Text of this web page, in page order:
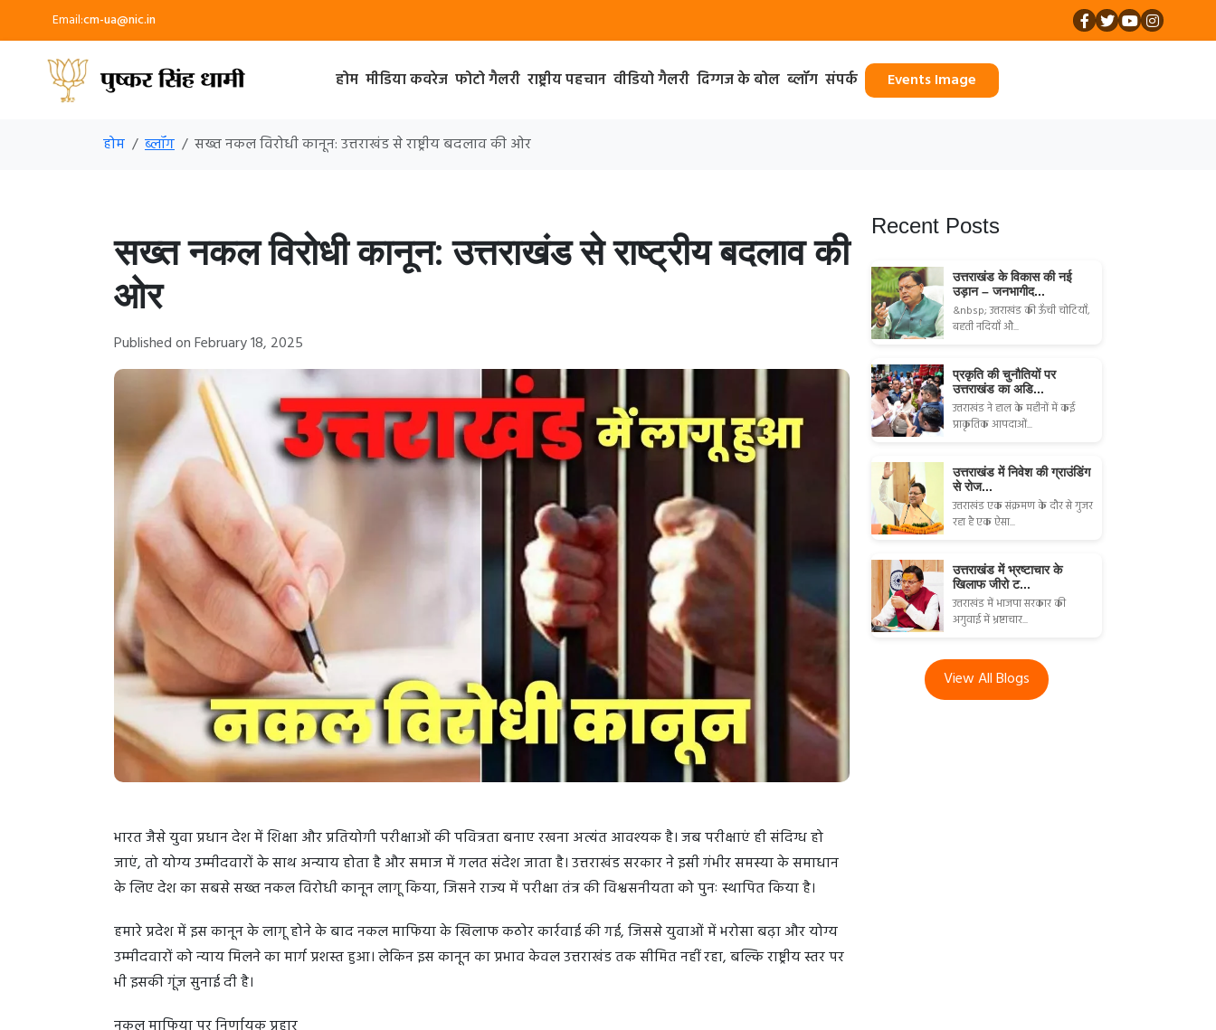
Email:cm-ua@nic.in
होम मीडिया कवरेज फोटो गैलरी राष्ट्रीय पहचान वीडियो गैलरी दिग्गज के बोल ब्लॉग संपर्क Events Image
होम ब्लॉग सख्त नकल विरोधी कानून: उत्तराखंड से राष्ट्रीय बदलाव की ओर
सख्त नकल विरोधी कानून: उत्तराखंड से राष्ट्रीय बदलाव की
ओर
Published on February 18, 2025
भारत जैसे युवा प्रधान देश में शिक्षा और प्रतियोगी परीक्षाओं की पवित्रता बनाए रखना अत्यंत आवश्यक है। जब परीक्षाएं ही संदिग्ध हो
जाएं, तो योग्य उम्मीदवारों के साथ अन्याय होता है और समाज में गलत संदेश जाता है। उत्तराखंड सरकार ने इसी गंभीर समस्या के समाधान
के लिए देश का सबसे सख्त नकल विरोधी कानून लागू किया, जिसने राज्य में परीक्षा तंत्र की विश्वसनीयता को पुनः स्थापित किया है।
हमारे प्रदेश में इस कानून के लागू होने के बाद नकल माफिया के खिलाफ कठोर कार्रवाई की गई, जिससे युवाओं में भरोसा बढ़ा और योग्य
उम्मीदवारों को न्याय मिलने का मार्ग प्रशस्त हुआ। लेकिन इस कानून का प्रभाव केवल उत्तराखंड तक सीमित नहीं रहा, बल्कि राष्ट्रीय स्तर पर
भी इसकी गूंज सुनाई दी है।
Recent Posts
उत्तराखंड के विकास की नई
उड़ान – जनभागीद...
&nbsp; उत्तराखंड की ऊँची चोटियाँ,
बहती नदियाँ औ...
प्रकृति की चुनौतियों पर
उत्तराखंड का अडि...
उत्तराखंड ने हाल के महीनों में कई
प्राकृतिक आपदाओं...
उत्तराखंड में निवेश की ग्राउंडिंग
से रोज...
उत्तराखंड एक संक्रमण के दौर से गुजर
रहा है एक ऐसा...
उत्तराखंड में भ्रष्टाचार के
खिलाफ जीरो ट...
उत्तराखंड में भाजपा सरकार की
अगुवाई में भ्रष्टाचार...
View All Blogs